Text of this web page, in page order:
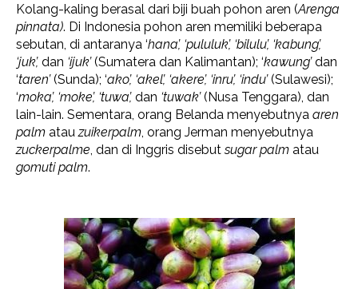
Kolang-kaling berasal dari biji buah pohon aren (Arenga
pinnata). Di Indonesia pohon aren memiliki beberapa
sebutan, di antaranya ‘hana’, ‘pululuk’, ‘bilulu’, ‘kabung’,
‘juk’, dan ‘ijuk’(Sumatera dan Kalimantan); ‘kawung’dan
‘taren’(Sunda); ‘ako’, ‘akel’, ‘akere’, ‘inru’, ‘indu’(Sulawesi);
‘moka’, ‘moke’, ‘tuwa’, dan ‘tuwak’(Nusa Tenggara), dan
lain-lain. Sementara, orang Belanda menyebutnya aren
palm atauzuikerpalm, orang Jerman menyebutnya
zuckerpalme, dan di Inggris disebutsugar palm atau
gomuti palm.